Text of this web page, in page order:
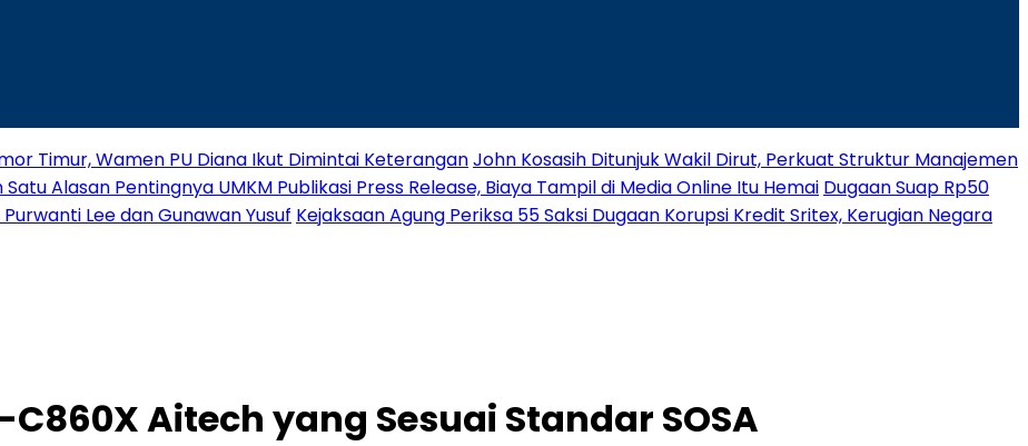
Timur, Wamen PU Diana Ikut Dimintai KeteranganJohn Kosasih Ditunjuk Wakil Dirut, Perkuat Struktur Manajemen
Satu Alasan Pentingnya UMKM Publikasi Press Release, Biaya Tampil di Media Online Itu Hemai Dugaan Suap Rp50
Lee dan Gunawan Yusuf Kejaksaan Agung Periksa 55 Saksi Dugaan Korupsi Kredit Sritex, Kerugian Negara
Aitech yang Sesuai Standar SOSA